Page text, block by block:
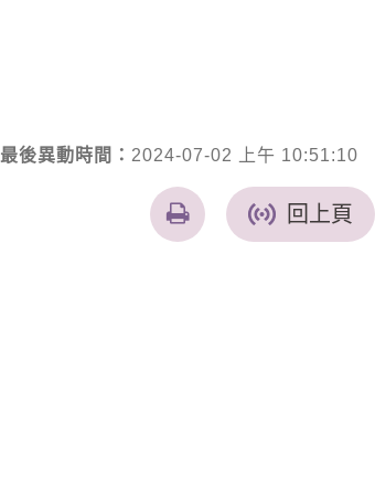
最後異動時間： 2024-07-02 上午 10:51:10
友
善
回上頁